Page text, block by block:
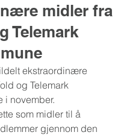
midler fra
Telemark
ekstraordinære
og Telemark
i november.
som midler til å
gjennom den